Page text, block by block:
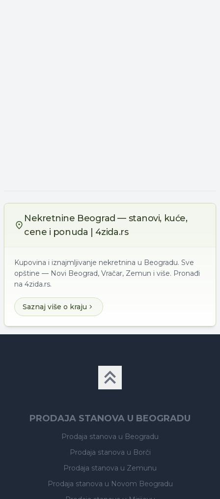
Nekretnine Beograd — stanovi, kuće,
cene i ponuda | 4zida.rs
Kupovina i iznajmljivanje nekretnina u Beogradu. Sve
opštine — Novi Beograd, Vračar, Zemun i više. Pronađi
na 4zida.rs.
Saznaj više o kraju
PRODAJA STANOVA U BEOGRADU
Prodaja stanova u Beogradu
Prodaja stanova u Borči
Prodaja stanova u Zemunu
Prodaja stanova u Novom Beogradu